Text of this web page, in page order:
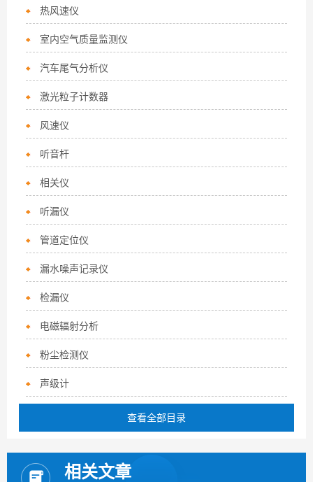
热风速仪
室内空气质量监测仪
汽车尾气分析仪
激光粒子计数器
风速仪
听音杆
相关仪
听漏仪
管道定位仪
漏水噪声记录仪
检漏仪
电磁辐射分析
粉尘检测仪
声级计
查看全部目录
相关文章